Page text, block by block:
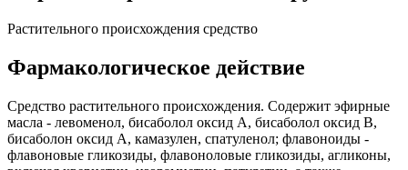
Растительного происхождения средство
Фармакологическое действие
Средство растительного происхождения. Содержит эфирные
масла - левоменол, бисаболол оксид А, бисаболол оксид В,
бисаболон оксид А, камазулен, спатуленол; флавоноиды -
флавоновые гликозиды, флавоноловые гликозиды, агликоны,